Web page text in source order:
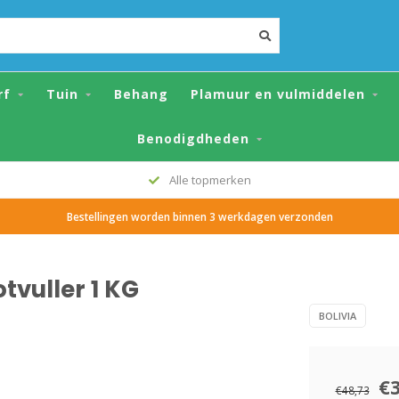
Tuin Behang Plamuur en vulmiddelen
Benodigdheden
Alle topmerken
Bestellingen worden binnen 3 werkdagen verzonden
1 KG
BOLIVIA
€48,73